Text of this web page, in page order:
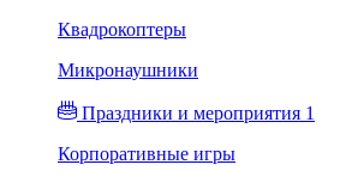
Квадрокоптеры
Микронаушники
Праздники и мероприятия 1
Корпоративные игры